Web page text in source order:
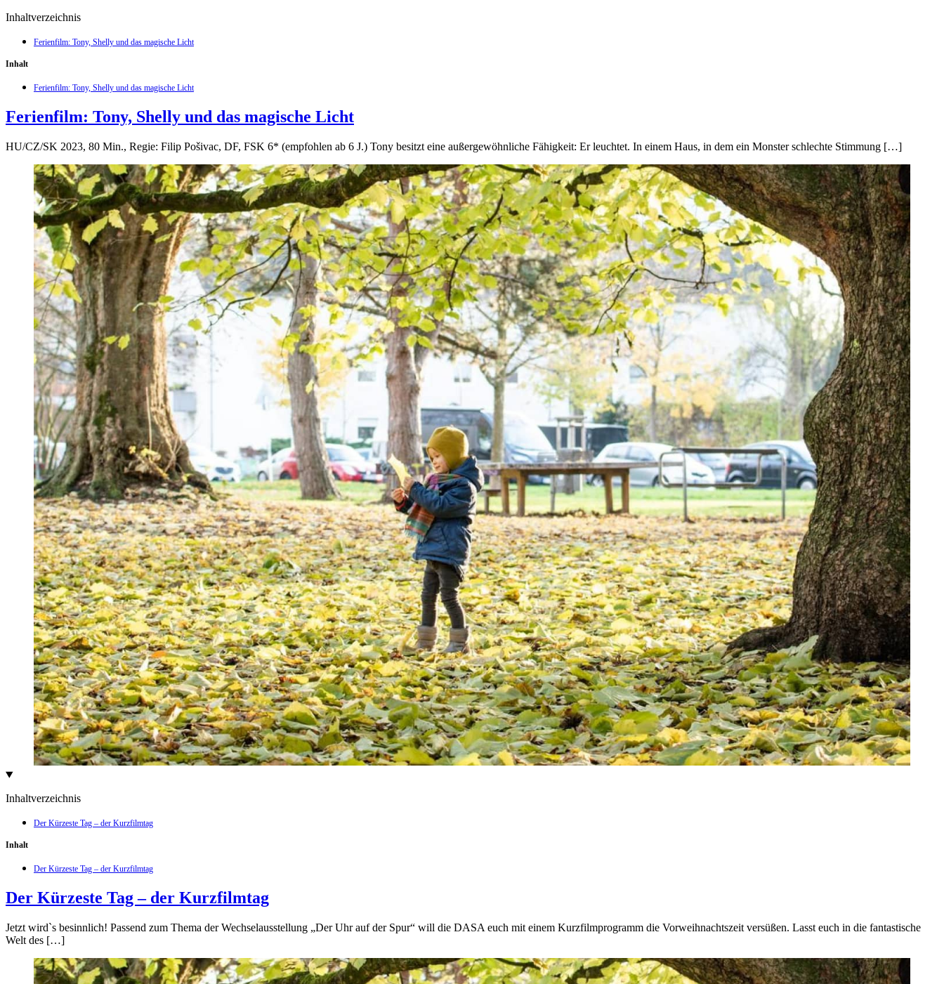
Inhaltverzeichnis
Ferienfilm: Tony, Shelly und das magische Licht
Inhalt
Ferienfilm: Tony, Shelly und das magische Licht
Ferienfilm: Tony, Shelly und das magische Licht
HU/CZ/SK 2023, 80 Min., Regie: Filip Pošivac, DF, FSK 6* (empfohlen ab 6 J.) Tony besitzt eine außergewöhnliche Fähigkeit: Er leuchtet. In einem Haus, in dem ein Monster schlechte Stimmung […]
Inhaltverzeichnis
Der Kürzeste Tag – der Kurzfilmtag
Inhalt
Der Kürzeste Tag – der Kurzfilmtag
Der Kürzeste Tag – der Kurzfilmtag
Jetzt wird`s besinnlich! Passend zum Thema der Wechselausstellung „Der Uhr auf der Spur“ will die DASA euch mit einem Kurzfilmprogramm die Vorweihnachtszeit versüßen. Lasst euch in die fantastische
Welt des […]